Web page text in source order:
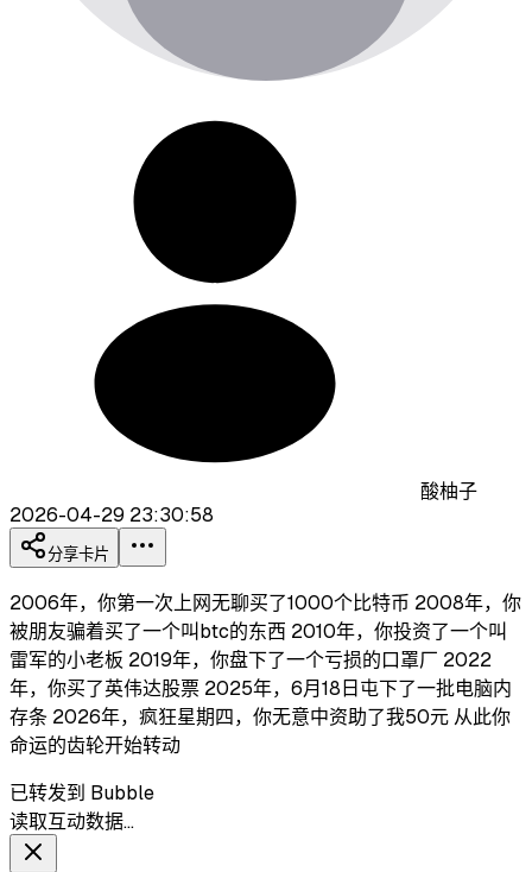
酸柚子
2026-04-29 23:30:58
分享卡片
2006年，你第一次上网无聊买了1000个比特币 2008年，你
被朋友骗着买了一个叫btc的东西 2010年，你投资了一个叫
雷军的小老板 2019年，你盘下了一个亏损的口罩厂 2022
年，你买了英伟达股票 2025年，6月18日屯下了一批电脑内
存条 2026年，疯狂星期四，你无意中资助了我50元 从此你
命运的齿轮开始转动
已转发到 Bubble
读取互动数据…